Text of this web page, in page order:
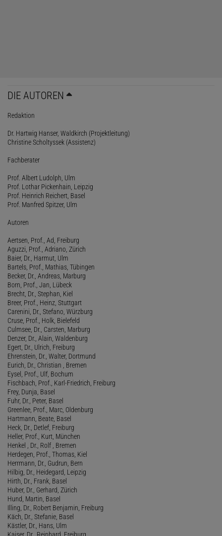
DIE AUTOREN
Redaktion
Dr. Hartwig Hanser, Waldkirch (Projektleitung)
Christine Scholtyssek (Assistenz)
Fachberater
Prof. Albert Ludolph, Ulm
Prof. Lothar Pickenhain, Leipzig
Prof. Heinrich Reichert, Basel
Prof. Manfred Spitzer, Ulm
Autoren
Aertsen, Prof., Ad, Freiburg
Aguzzi, Prof., Adriano, Zürich
Baier, Dr., Harmut, Ulm
Bartels, Prof., Mathias, Tübingen
Becker, Dr., Andreas, Marburg
Born, Prof., Jan, Lübeck
Brecht, Dr., Stephan, Kiel
Breer, Prof., Heinz, Stuttgart
Carenini, Dr., Stefano, Würzburg
Cruse, Prof., Holk, Bielefeld
Culmsee, Dr., Carsten, Marburg
Denzer, Dr., Alain, Waldenburg
Egert, Dr., Ulrich, Freiburg
Ehrenstein, Dr., Walter, Dortmund
Eurich, Dr., Christian , Bremen
Eysel, Prof., Ulf, Bochum
Fischbach, Prof., Karl-Friedrich, Freiburg
Frey, Dunja, Basel
Fuhr, Dr., Peter, Basel
Greenlee, Prof., Marc, Oldenburg
Hartmann, Beate, Basel
Heck, Dr., Detlef, Freiburg
Heller, Prof., Kurt, München
Henkel , Dr., Rolf , Bremen
Herdegen, Prof., Thomas, Kiel
Herrmann, Dr., Gudrun, Bern
Hilbig, Dr., Heidegard, Leipzig
Hirth, Dr., Frank, Basel
Huber, Dr., Gerhard, Zürich
Hund, Martin, Basel
Illing, Dr., Robert Benjamin, Freiburg
Käch, Dr., Stefanie, Basel
Kästler, Dr., Hans, Ulm
Kaiser, Dr., Reinhard, Freiburg